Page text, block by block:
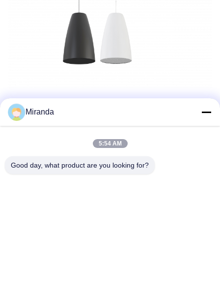
Miranda
5:54 AM
Good day, what product are you looking for?